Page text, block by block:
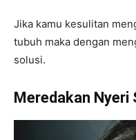
Jika kamu kesulitan
tubuh maka dengan
solusi.
Meredakan Nyeri